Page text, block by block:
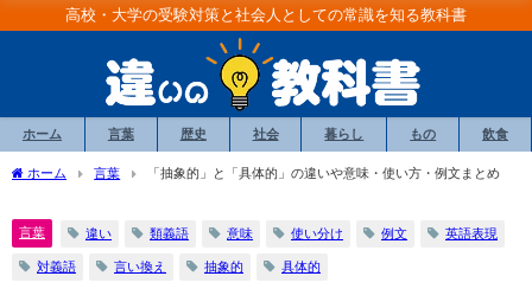
高校・大学の受験対策と社会人としての常識を知る教科書
ホーム 言葉 歴史 社会 暮らし もの 飲食
ホーム 言葉 「抽象的」と「具体的」の違いや意味・使い方・例文まとめ
言葉 違い 類義語 意味 使い分け 例文 英語表現
対義語 言い換え 抽象的 具体的